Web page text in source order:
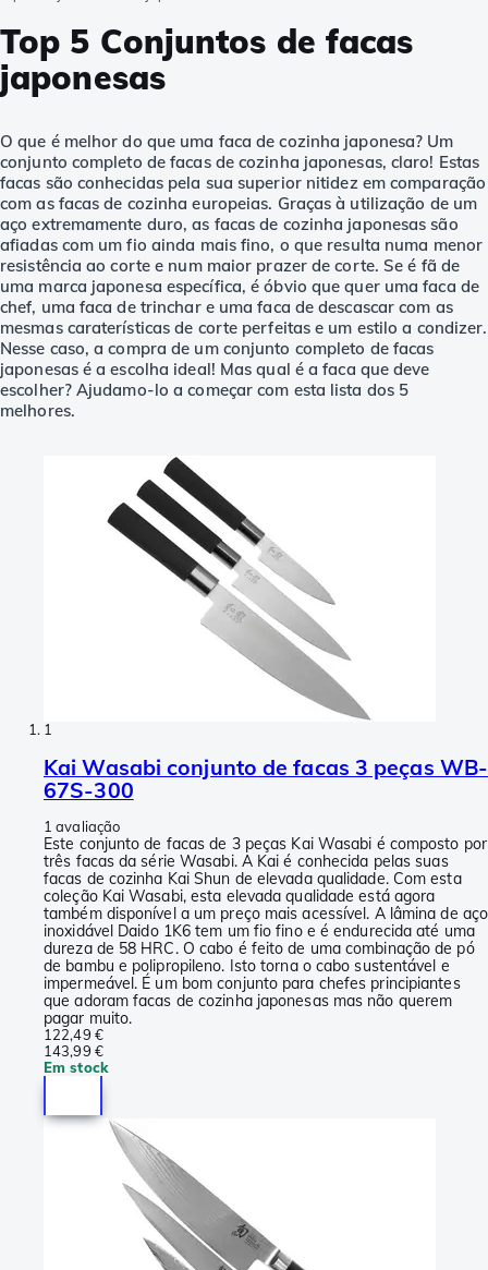
Top 5 Conjuntos de facas
japonesas
O que é melhor do que uma faca de cozinha japonesa? Um
conjunto completo de facas de cozinha japonesas, claro! Estas
facas são conhecidas pela sua superior nitidez em comparação
com as facas de cozinha europeias. Graças à utilização de um
aço extremamente duro, as facas de cozinha japonesas são
afiadas com um fio ainda mais fino, o que resulta numa menor
resistência ao corte e num maior prazer de corte. Se é fã de
uma marca japonesa específica, é óbvio que quer uma faca de
chef, uma faca de trinchar e uma faca de descascar com as
mesmas caraterísticas de corte perfeitas e um estilo a condizer.
Nesse caso, a compra de um conjunto completo de facas
japonesas é a escolha ideal! Mas qual é a faca que deve
escolher? Ajudamo-lo a começar com esta lista dos 5
melhores.
1
Kai Wasabi conjunto de facas 3 peças WB-
67S-300
1 avaliação
Este conjunto de facas de 3 peças Kai Wasabi é composto por
três facas da série Wasabi. A Kai é conhecida pelas suas
facas de cozinha Kai Shun de elevada qualidade. Com esta
coleção Kai Wasabi, esta elevada qualidade está agora
também disponível a um preço mais acessível. A lâmina de aço
inoxidável Daido 1K6 tem um fio fino e é endurecida até uma
dureza de 58 HRC. O cabo é feito de uma combinação de pó
de bambu e polipropileno. Isto torna o cabo sustentável e
impermeável. É um bom conjunto para chefes principiantes
que adoram facas de cozinha japonesas mas não querem
pagar muito.
122,49 €
143,99 €
Em stock